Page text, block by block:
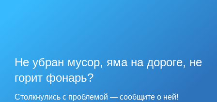
Не убран мусор, яма на дороге, не
горит фонарь?
Столкнулись с проблемой — сообщите о ней!